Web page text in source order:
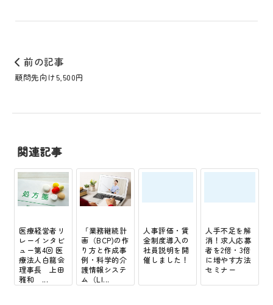
前の記事
顧問先向け5,500円
関連記事
医療経営者リ
レーインタビ
ュー第4回 医
療法人白龍会
理事長 上田
雅和 ...
「業務継続計
画（BCP)の作
り方と作成事
例・科学的介
護情報システ
ム（LI...
人事評価・賃
金制度導入の
社員説明を開
催しました！
人手不足を解
消！求人応募
者を2倍・3倍
に増やす方法
セミナー